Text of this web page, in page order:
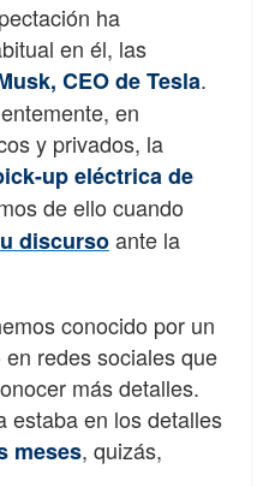
ha
en él, las
CEO de Tesla.
en
y privados, la
up eléctrica de
de ello cuando
discursoante la
conocido por un
redes sociales que
más detalles.
estaba en los detalles
meses, quizás,